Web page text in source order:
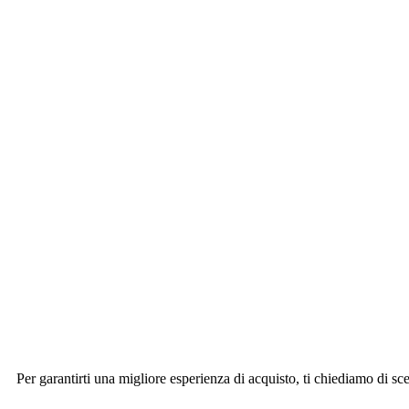
Per garantirti una migliore esperienza di acquisto, ti chiediamo di